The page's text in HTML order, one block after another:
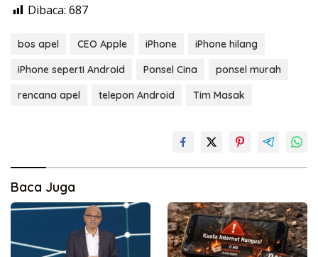
Dibaca: 687
bos apel CEO Apple iPhone
iPhone hilang
iPhone seperti Android
Ponsel Cina
ponsel murah
rencana apel
telepon Android Tim Masak
Baca Juga